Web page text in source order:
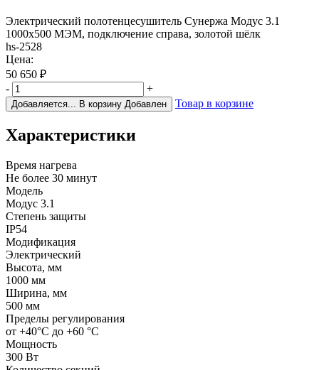
Электрический полотенцесушитель Сунержа Модус 3.1
1000х500 МЭМ, подключение справа, золотой шёлк
hs-2528
Цена:
50 650 ₽
-
+
Добавляется... В корзину Добавлен Товар в корзине
Характеристики
Время нагрева
Не более 30 минут
Модель
Модус 3.1
Степень защиты
IP54
Модификация
Электрический
Высота, мм
1000 мм
Ширина, мм
500 мм
Пределы регулирования
от +40°C до +60 °C
Мощность
300 Вт